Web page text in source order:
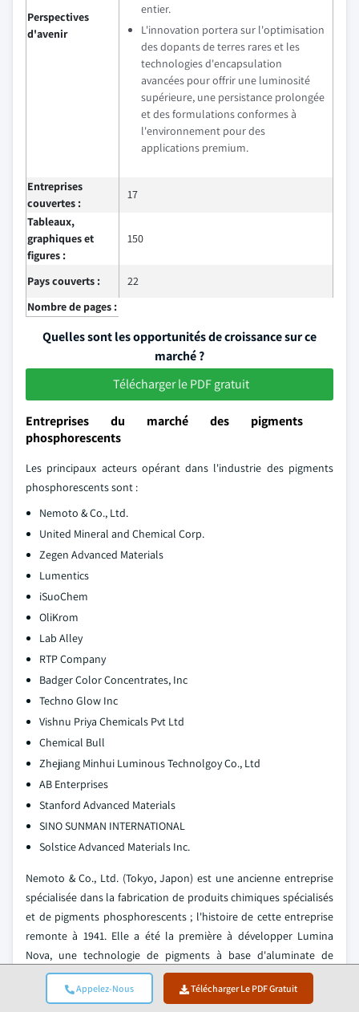
Appelez-Nous Télécharger Le PDF Gratuit
Perspectives
d'avenir
entier.
L'innovation portera sur l'optimisation
des dopants de terres rares et les
technologies d'encapsulation
avancées pour offrir une luminosité
supérieure, une persistance prolongée
et des formulations conformes à
l'environnement pour des
applications premium.
Entreprises
couvertes :
17
Tableaux,
graphiques et
figures :
150
Pays couverts :
22
Nombre de pages :
Quelles sont les opportunités de croissance sur ce
marché ?
Télécharger le PDF gratuit
Entreprises du marché des pigments
phosphorescents
Les principaux acteurs opérant dans l'industrie des pigments
phosphorescents sont :
Nemoto & Co., Ltd.
United Mineral and Chemical Corp.
Zegen Advanced Materials
Lumentics
iSuoChem
OliKrom
Lab Alley
RTP Company
Badger Color Concentrates, Inc
Techno Glow Inc
Vishnu Priya Chemicals Pvt Ltd
Chemical Bull
Zhejiang Minhui Luminous Technolgoy Co., Ltd
AB Enterprises
Stanford Advanced Materials
SINO SUNMAN INTERNATIONAL
Solstice Advanced Materials Inc.
Nemoto & Co., Ltd. (Tokyo, Japon) est une ancienne entreprise
spécialisée dans la fabrication de produits chimiques spécialisés
et de pigments phosphorescents ; l'histoire de cette entreprise
remonte à 1941. Elle a été la première à développer Lumina
Nova, une technologie de pigments à base d'aluminate de
strontium à longue persistance, beaucoup plus lumineux et
durables que les pigments à base de sulfure de zinc, et le plus